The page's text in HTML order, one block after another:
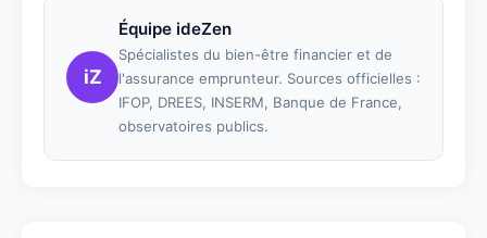
iZ
Équipe ideZen
Spécialistes du bien-être financier et de
l'assurance emprunteur. Sources officielles :
IFOP, DREES, INSERM, Banque de France,
observatoires publics.